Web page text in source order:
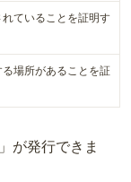
ていることを証明す
場所があることを証
が発行できま